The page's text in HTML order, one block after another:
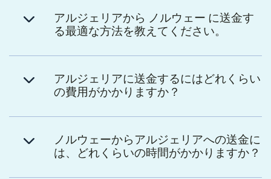
アルジェリアから ノルウェー に送金す
る最適な方法を教えてください。
アルジェリアに送金するにはどれくらい
の費用がかかりますか？
ノルウェーからアルジェリアへの送金に
は、どれくらいの時間がかかりますか？